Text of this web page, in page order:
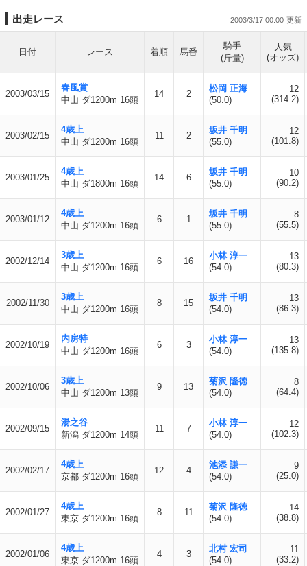
出走レース 2003/3/17 00:00
日付 レース 着順 馬番
騎手
(斤量)
人気
(オッズ)
2003/03/15
春風賞
中山 ダ1200m 16頭
14 2
松岡 正海
(50.0)
12
(314.2)
2003/02/15
4歳上
中山 ダ1200m 16頭
11 2
坂井 千明
(55.0)
12
(101.8)
2003/01/25
4歳上
中山 ダ1800m 16頭
14 6
坂井 千明
(55.0)
10
(90.2)
2003/01/12
4歳上
中山 ダ1200m 16頭
6 1
坂井 千明
(55.0)
8
(55.5)
2002/12/14
3歳上
中山 ダ1200m 16頭
6 16
小林 淳一
(54.0)
13
(80.3)
2002/11/30
3歳上
中山 ダ1200m 16頭
8 15
坂井 千明
(54.0)
13
(86.3)
2002/10/19
内房特
中山 ダ1200m 16頭
6 3
小林 淳一
(54.0)
13
(135.8)
2002/10/06
3歳上
中山 ダ1200m 13頭
9 13
菊沢 隆徳
(54.0)
8
(64.4)
2002/09/15
湯之谷
新潟 ダ1200m 14頭
11 7
小林 淳一
(54.0)
12
(102.3)
2002/02/17
4歳上
京都 ダ1200m 16頭
12 4
池添 謙一
(54.0)
9
(25.0)
2002/01/27
4歳上
東京 ダ1200m 16頭
8 11
菊沢 隆徳
(54.0)
14
(38.8)
2002/01/06
4歳上
東京 ダ1200m 16頭
4 3
北村 宏司
(54.0)
11
(33.2)